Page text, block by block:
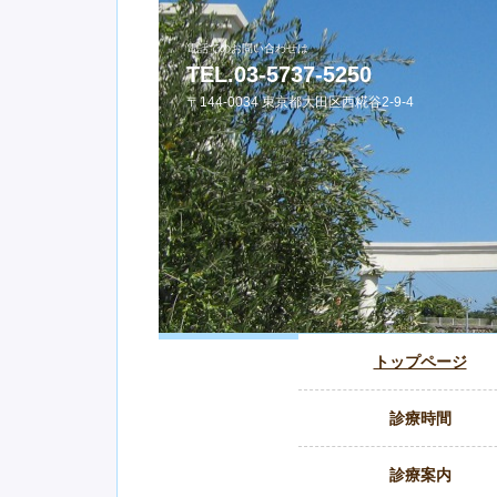
電話でのお問い合わせは
TEL.03-5737-5250
〒144-0034 東京都大田区西糀谷2-9-4
トップページ
診療時間
診療案内